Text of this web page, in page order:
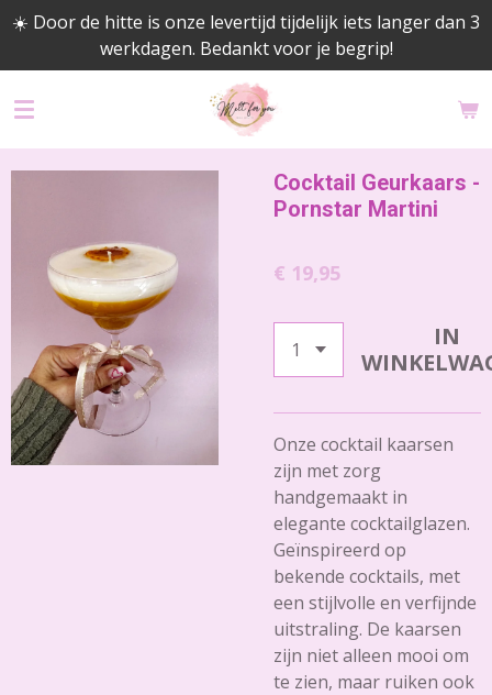
Ga
naar
de
☀️ Door de hitte is onze levertijd tijdelijk iets langer dan 3
werkdagen. Bedankt voor je begrip!
Cocktail Geurkaars -
Pornstar Martini
€ 19,95
IN
Onze cocktail kaarsen
zijn met zorg
handgemaakt in
elegante cocktailglazen.
Geïnspireerd op
bekende cocktails, met
een stijlvolle en verfijnde
uitstraling. De kaarsen
zijn niet alleen mooi om
te zien, maar ruiken ook